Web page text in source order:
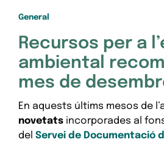
General
Recursos per a
ambiental
mes de
En aquests últims mesos de
novetatsincorporades al
del Servei de Documentació